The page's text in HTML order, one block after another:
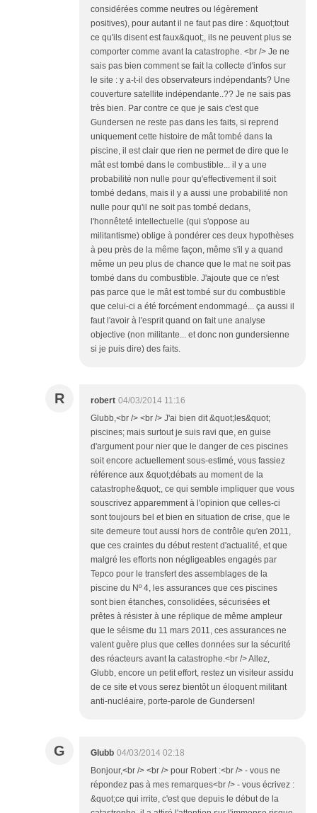
considérées comme neutres ou légèrement
positives), pour autant il ne faut pas dire : &quot;tout
ce qu'ils disent est faux&quot;, ils ne peuvent plus se
comporter comme avant la catastrophe. <br /> Je ne
sais pas bien comment se fait la collecte d'infos sur
le site : y a-t-il des observateurs indépendants? Une
couverture satellite indépendante..?? Je ne sais pas
très bien. Par contre ce que je sais c'est que
Gundersen ne reste pas dans les faits, si reprend
uniquement cette histoire de mât tombé dans la
piscine, il est clair que rien ne permet de dire que le
mât est tombé dans le combustible... il y a une
probabilité non nulle pour qu'effectivement il soit
tombé dedans, mais il y a aussi une probabilité non
nulle pour qu'il ne soit pas tombé dedans,
l'honnêteté intellectuelle (qui s'oppose au
militantisme) oblige à pondérer ces deux hypothèses
à peu près de la même façon, même s'il y a quand
même un peu plus de chance que le mat ne soit pas
tombé dans du combustible. J'ajoute que ce n'est
pas parce que le mât est tombé sur du combustible
que celui-ci a été forcément endommagé... ça aussi il
faut l'avoir à l'esprit quand on fait une analyse
objective (non militante... et donc non gundersienne
si je puis dire) des faits.
R robert 04/03/2014 11:16
Glubb,<br /> <br /> J'ai bien dit &quot;les&quot;
piscines; mais surtout je suis ravi que, en guise
d'argument pour nier que le danger de ces piscines
soit encore actuellement sous-estimé, vous fassiez
référence aux &quot;débats au moment de la
catastrophe&quot;, ce qui semble impliquer que vous
souscrivez apparemment à l'opinion que celles-ci
sont toujours bel et bien en situation de crise, que le
site demeure tout aussi hors de contrôle qu'en 2011,
que ces craintes du début restent d'actualité, et que
malgré les efforts non négligeables engagés par
Tepco pour le transfert des assemblages de la
piscine du Nº 4, les assurances que ces piscines
sont bien étanches, consolidées, sécurisées et
prêtes à résister à une réplique de même ampleur
que le séisme du 11 mars 2011, ces assurances ne
valent guère plus que celles données sur la sécurité
des réacteurs avant la catastrophe.<br /> Allez,
Glubb, encore un petit effort, restez un visiteur assidu
de ce site et vous serez bientôt un éloquent militant
anti-nucléaire, porte-parole de Gundersen!
G Glubb 04/03/2014 02:18
Bonjour,<br /> <br /> pour Robert :<br /> - vous ne
répondez pas à mes remarques<br /> - vous écrivez :
&quot;ce qui irrite, c'est que depuis le début de la